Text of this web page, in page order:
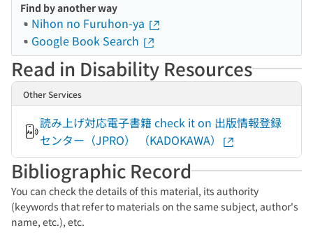
Find by another way
Nihon no Furuhon-ya
Google Book Search
Read in Disability Resources
Other Services
読み上げ対応電子書籍 check it on 出版情報登録
センター（JPRO） （KADOKAWA）
Bibliographic Record
You can check the details of this material, its authority
(keywords that refer to materials on the same subject, author's
name, etc.), etc.